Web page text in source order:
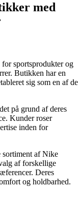
med
sportsprodukter og
Butikken har en
sig som en af de
på grund af deres
Kunder roser
inden for
sortiment af Nike
af forskellige
Deres
og holdbarhed.